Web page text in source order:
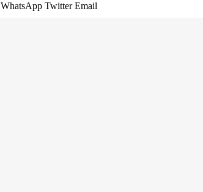
WhatsApp Twitter Email